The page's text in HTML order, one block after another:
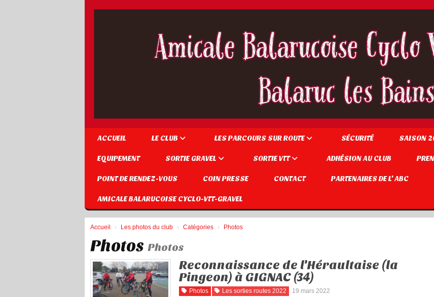
ACCUEIL LE CLUB LES PARCOURS SUR ROUTE SÉCURITÉ SAISON
EQUIPEMENT SORTIE GRAVEL SORTIE VTT ADHÉSION AU CLUB
POINT DE RENDEZ-VOUS COIN PRESSE CONTACT PARTENAIRES DE L' ABC
AMICALE BALARUCOISE CYCLO-VTT-GRAVEL
Accueil Les photos du club Catégories Photos
PhotosPhotos
Reconnaissance de l'Héraultaise (la
Pingeon) à GIGNAC (34)
Photos Les sorties routes 2022 19 mars 2022